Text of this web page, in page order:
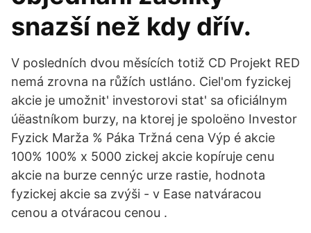
snazší než kdy dřív.
V posledních dvou měsících totiž CD Projekt RED
nemá zrovna na růžích ustláno. Ciel'om fyzickej
akcie je umožnit' investorovi stat' sa oficiálnym
úëastníkom burzy, na ktorej je spoloëno Investor
Fyzick Marža % Páka Tržná cena Výp é akcie
100% 100% x 5000 zickej akcie kopíruje cenu
akcie na burze cennýc urze rastie, hodnota
fyzickej akcie sa zvýši - v Ease natváracou
cenou a otváracou cenou .